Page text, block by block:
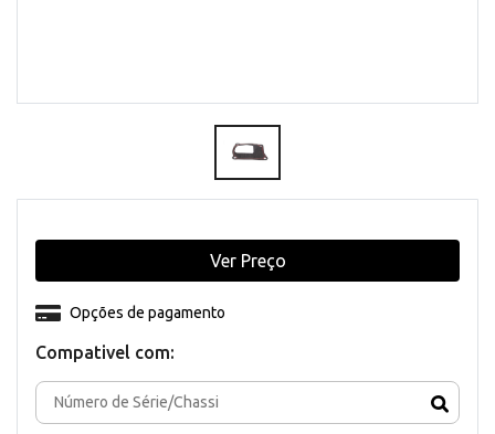
Compativel com:
Opções de pagamento
Ver Preço